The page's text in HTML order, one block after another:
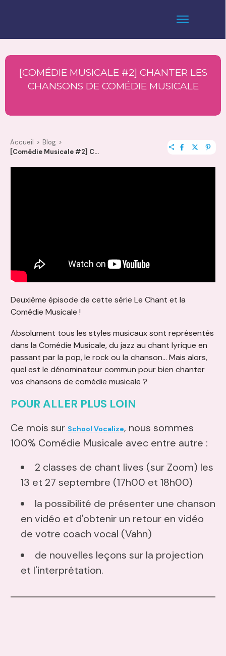
[COMÉDIE MUSICALE #2] CHANTER LES
CHANSONS DE COMÉDIE MUSICALE
Accueil > Blog >
[Comédie Musicale #2] Chanter les Chansons de Comédie Musicale
Deuxième épisode de cette série Le Chant et la
Comédie Musicale !
Absolument tous les styles musicaux sont représentés
dans la Comédie Musicale, du jazz au chant lyrique en
passant par la pop, le rock ou la chanson... Mais alors,
quel est le dénominateur commun pour bien chanter
vos chansons de comédie musicale ?
POUR ALLER PLUS LOIN
Ce mois sur School Vocalize, nous sommes
100% Comédie Musicale avec entre autre :
2 classes de chant lives (sur Zoom) les
13 et 27 septembre (17h00 et 18h00)
la possibilité de présenter une chanson
en vidéo et d'obtenir un retour en vidéo
de votre coach vocal (Vahn)
de nouvelles leçons sur la projection
et l'interprétation.